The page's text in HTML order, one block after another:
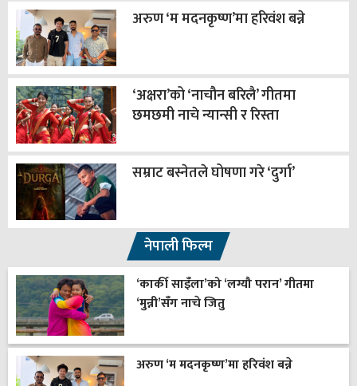
अरुण ‘म मदनकृष्ण’मा हरिवंश बन्ने
‘अक्षरा’को ‘नाचौन बरिलै’ गीतमा
छमछमी नाचे न्यान्सी र रिस्ता
सम्राट बस्नेतले घोषणा गरे ‘दुर्गा’
नेपाली फिल्म
‘कार्की साइँला’को ‘लग्यौ परान’ गीतमा
‘मुन्नी’सँग नाचे जितु
अरुण ‘म मदनकृष्ण’मा हरिवंश बन्ने